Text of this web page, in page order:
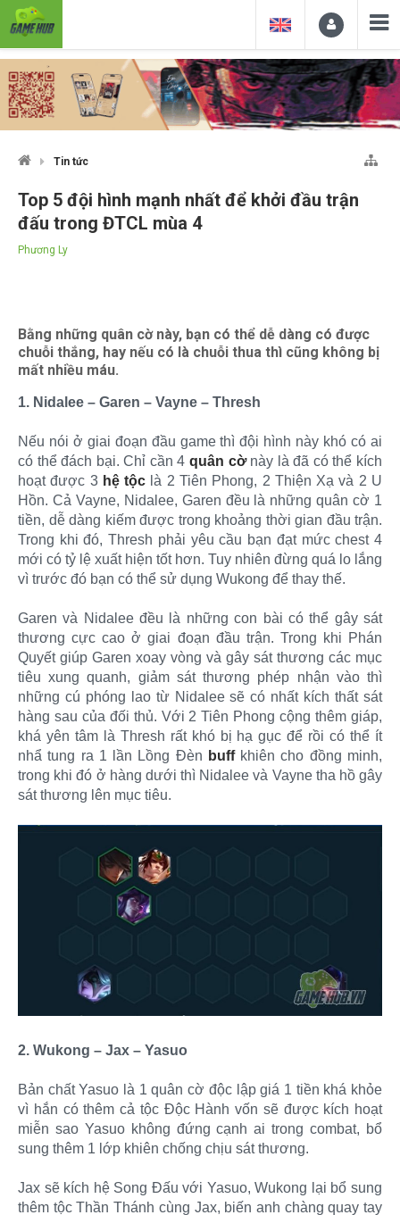
Tin tức
Top 5 đội hình mạnh nhất để khởi đầu trận
đấu trong ĐTCL mùa 4
Phương Ly
Bằng những quân cờ này, bạn có thể dễ dàng có được
chuỗi thắng, hay nếu có là chuỗi thua thì cũng không bị
mất nhiều máu.
1. Nidalee – Garen – Vayne – Thresh
Nếu nói ở giai đoạn đầu game thì đội hình này khó có ai
có thể đách bại. Chỉ cần 4 quân cờnày là đã có thể kích
hoạt được 3 hệ tộc là 2 Tiên Phong, 2 Thiện Xạ và 2 U
Hồn. Cả Vayne, Nidalee, Garen đều là những quân cờ 1
tiền, dễ dàng kiếm được trong khoảng thời gian đầu trận.
Trong khi đó, Thresh phải yêu cầu bạn đạt mức chest 4
mới có tỷ lệ xuất hiện tốt hơn. Tuy nhiên đừng quá lo lắng
vì trước đó bạn có thể sử dụng Wukong để thay thế.
Garen và Nidalee đều là những con bài có thể gây sát
thương cực cao ở giai đoạn đầu trận. Trong khi Phán
Quyết giúp Garen xoay vòng và gây sát thương các mục
tiêu xung quanh, giảm sát thương phép nhận vào thì
những cú phóng lao từ Nidalee sẽ có nhất kích thất sát
hàng sau của đối thủ. Với 2 Tiên Phong cộng thêm giáp,
khá yên tâm là Thresh rất khó bị hạ gục để rồi có thể ít
nhẩ tung ra 1 lần Lồng Đèn buffkhiên cho đồng minh,
trong khi đó ở hàng dưới thì Nidalee và Vayne tha hồ gây
sát thương lên mục tiêu.
2. Wukong – Jax – Yasuo
Bản chất Yasuo là 1 quân cờ độc lập giá 1 tiền khá khỏe
vì hắn có thêm cả tộc Độc Hành vốn sẽ được kích hoạt
miễn sao Yasuo không đứng cạnh ai trong combat, bổ
sung thêm 1 lớp khiên chống chịu sát thương.
Jax sẽ kích hệ Song Đấu với Yasuo, Wukong lại bổ sung
thêm tộc Thần Thánh cùng Jax, biến anh chàng quay tay